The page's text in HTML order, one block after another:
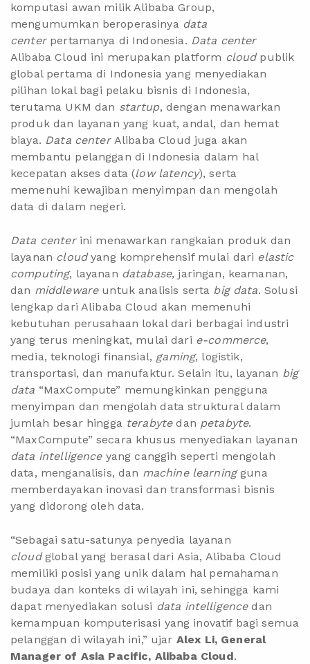
komputasi awan milik Alibaba Group,
mengumumkan beroperasinya data
centerpertamanya di Indonesia. Data center
Alibaba Cloud ini merupakan platform cloudpublik
global pertama di Indonesia yang menyediakan
pilihan lokal bagi pelaku bisnis di Indonesia,
terutama UKM dan startup, dengan menawarkan
produk dan layanan yang kuat, andal, dan hemat
biaya. Data centerAlibaba Cloud juga akan
membantu pelanggan di Indonesia dalam hal
kecepatan akses data (low latency), serta
memenuhi kewajiban menyimpan dan mengolah
data di dalam negeri.
Data centerini menawarkan rangkaian produk dan
layanan cloudyang komprehensif mulai dari elastic
computing, layanan database, jaringan, keamanan,
dan middlewareuntuk analisis serta big data. Solusi
lengkap dari Alibaba Cloud akan memenuhi
kebutuhan perusahaan lokal dari berbagai industri
yang terus meningkat, mulai dari e-commerce,
media, teknologi finansial, gaming, logistik,
transportasi, dan manufaktur. Selain itu, layanan big
data “MaxCompute” memungkinkan pengguna
menyimpan dan mengolah data struktural dalam
jumlah besar hingga terabytedan petabyte.
“MaxCompute” secara khusus menyediakan layanan
data intelligenceyang canggih seperti mengolah
data, menganalisis, dan machine learningguna
memberdayakan inovasi dan transformasi bisnis
yang didorong oleh data.
“Sebagai satu-satunya penyedia layanan
cloudglobal yang berasal dari Asia, Alibaba Cloud
memiliki posisi yang unik dalam hal pemahaman
budaya dan konteks di wilayah ini, sehingga kami
dapat menyediakan solusi data intelligencedan
kemampuan komputerisasi yang inovatif bagi semua
pelanggan di wilayah ini,” ujar Alex Li, General
Manager of Asia Pacific, Alibaba Cloud.